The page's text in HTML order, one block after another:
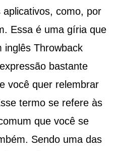
como, por
Essa é uma gíria que
Throwback
bastante
você quer relembrar
termo se refere às
que você se
Sendo uma das